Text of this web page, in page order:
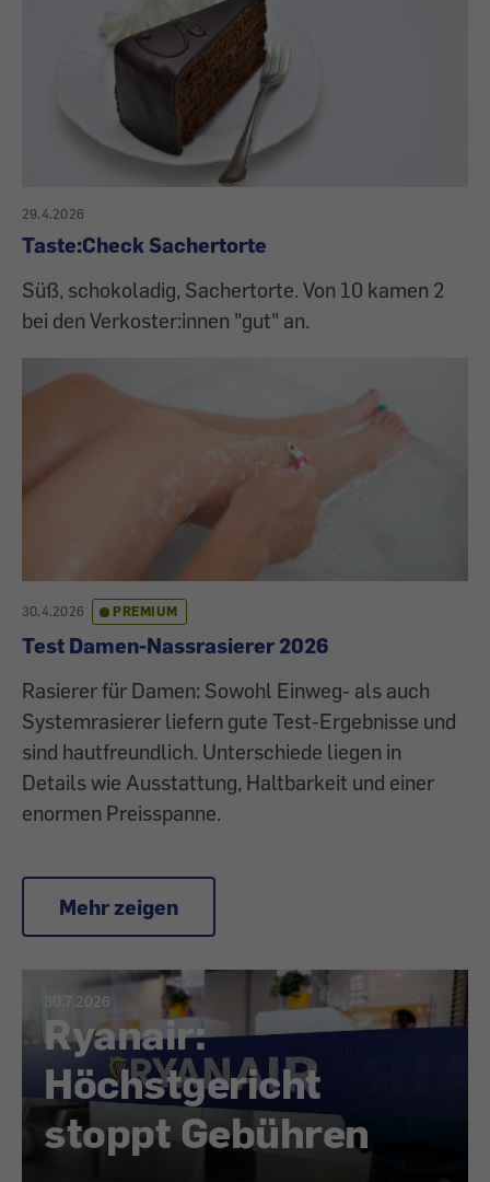
29.4.2026
Taste:Check Sachertorte
Süß, schokoladig, Sachertorte. Von 10 kamen 2
bei den Verkoster:innen "gut" an.
30.4.2026 PREMIUM
Test Damen-Nassrasierer 2026
Rasierer für Damen: Sowohl Einweg- als auch
Systemrasierer liefern gute Test-Ergebnisse und
sind hautfreundlich. Unterschiede liegen in
Details wie Ausstattung, Haltbarkeit und einer
enormen Preisspanne.
Mehr zeigen
30.7.2026
Ryanair:
Höchstgericht
stoppt Gebühren